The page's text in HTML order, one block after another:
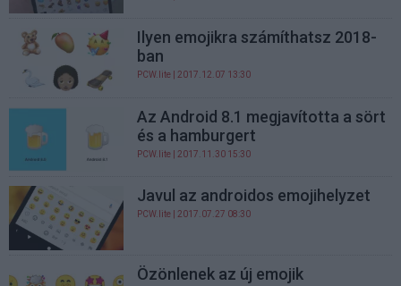
Ilyen emojikra számíthatsz 2018-
ban
PCW.lite | 2017.12.07 13:30
Az Android 8.1 megjavította a sört
és a hamburgert
PCW.lite | 2017.11.30 15:30
Javul az androidos emojihelyzet
PCW.lite | 2017.07.27 08:30
Özönlenek az új emojik